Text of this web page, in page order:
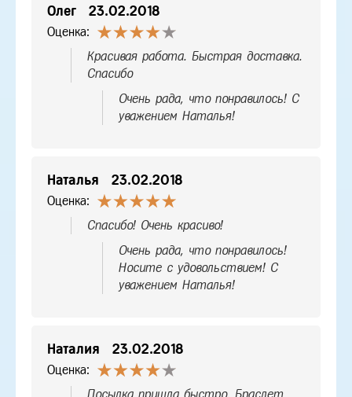
Олег 23.02.2018
Оценка:
Красивая работа. Быстрая доставка.
Спасибо
Очень рада, что понравилось! С
уважением Наталья!
Наталья 23.02.2018
Оценка:
Спасибо! Очень красиво!
Очень рада, что понравилось!
Носите с удовольствием! С
уважением Наталья!
Наталия 23.02.2018
Оценка:
Посылка пришла быстро. Браслет